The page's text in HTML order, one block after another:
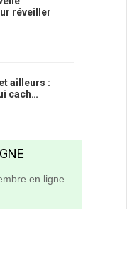
réveiller
ailleurs :
cach…
en ligne